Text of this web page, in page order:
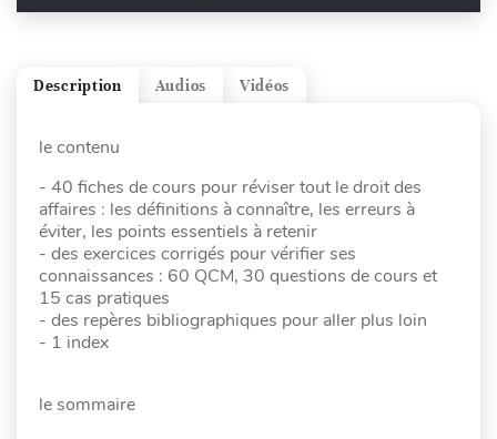
Vidéos
Audios
Description
le contenu
- 40 fiches de cours pour réviser tout le droit des
affaires : les définitions à connaître, les erreurs à
éviter, les points essentiels à retenir
- des exercices corrigés pour vérifier ses
connaissances : 60 QCM, 30 questions de cours et
15 cas pratiques
- des repères bibliographiques pour aller plus loin
- 1 index
le sommaire